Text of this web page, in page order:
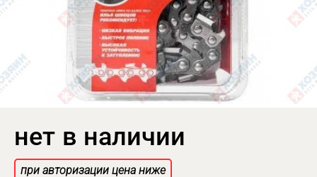
нет в наличии
при авторизации цена ниже